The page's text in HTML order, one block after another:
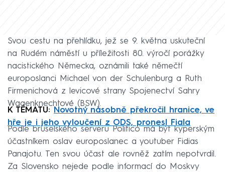
Svou cestu na přehlídku, jež se 9. května uskuteční
na Rudém náměstí u příležitosti 80. výročí porážky
nacistického Německa, oznámili také němečtí
europoslanci Michael von der Schulenburg a Ruth
Firmenichová z levicové strany Spojenectví Sahry
Wagenknechtové (BSW).
K TÉMATU:
Novotný násobně překročil hranice, ve
hře je i jeho vyloučení z ODS, pronesl Fiala
Podle bruselského serveru Politico má být kyperským
účastníkem oslav europoslanec a youtuber Fidias
Panajotu. Ten svou účast ale rovněž zatím nepotvrdil.
Za Slovensko nejede podle informací do Moskvy